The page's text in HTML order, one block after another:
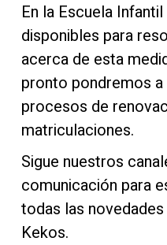
En la Escuela
disponibles para
acerca de esta
pronto pondremos
procesos de
matriculaciones.
Sigue nuestros
comunicación para
todas las
Kekos.